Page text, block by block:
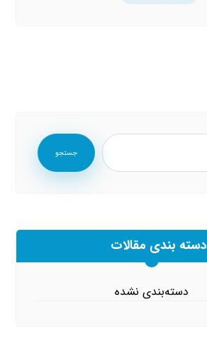
جستجو
دسته بندی مقالات
دسته‌بندی نشده